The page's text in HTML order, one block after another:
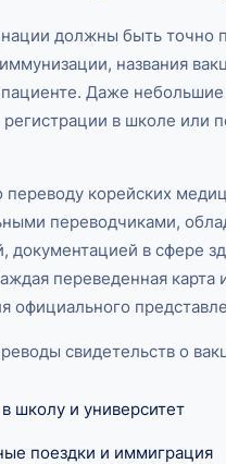
должны быть
названия
Даже небольшие
в школе или
переводу корейских
переводчиками,
документацией в сфере
переведенная
официального
свидетельств о
школу и университет
поездки и иммиграция